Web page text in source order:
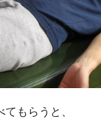
もらうと、